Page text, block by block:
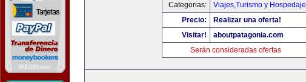
Categorias:
Viajes,Turismo y Hospedaje
Precio:
Realizar una oferta!
Visitar!
aboutpatagonia.com
Serán consideradas ofertas